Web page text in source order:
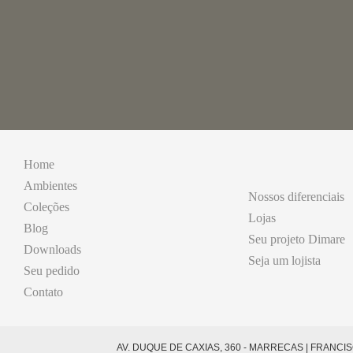
Home
Ambientes
Coleções
Blog
Downloads
Seu pedido
Contato
Nossos diferenciais
Lojas
Seu projeto Dimare
Seja um lojista
AV. DUQUE DE CAXIAS, 360 - MARRECAS |